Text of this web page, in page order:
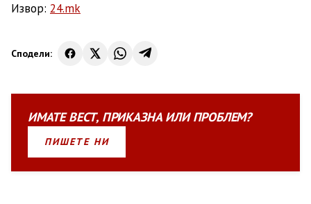
Извор: 24.mk
Сподели:
ИМАТЕВЕСТ, ПРИКАЗНАИЛИПРОБЛЕМ?
ПИШЕТЕ НИ